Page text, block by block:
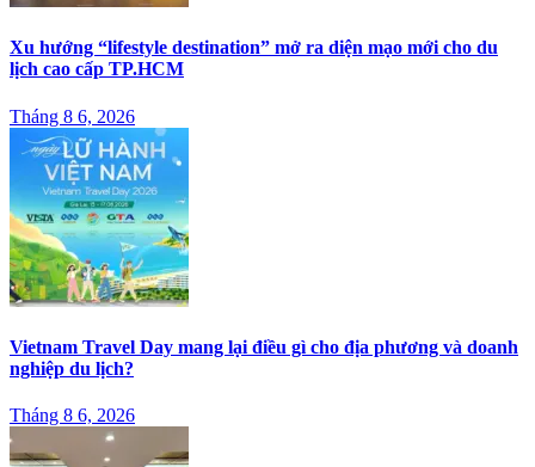
Xu hướng “lifestyle destination” mở ra diện mạo mới cho du
lịch cao cấp TP.HCM
Tháng 8 6, 2026
Vietnam Travel Day mang lại điều gì cho địa phương và doanh
nghiệp du lịch?
Tháng 8 6, 2026